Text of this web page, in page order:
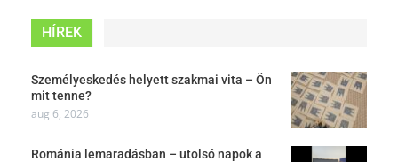
HÍREK
Személyeskedés helyett szakmai vita – Ön
mit tenne?
aug 6, 2026
Románia lemaradásban – utolsó napok a